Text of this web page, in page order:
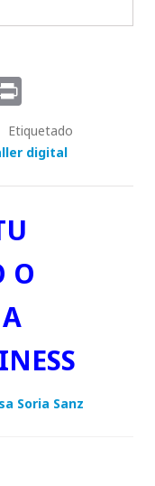
ri
n
Etiquetado
digital
O
Soria Sanz